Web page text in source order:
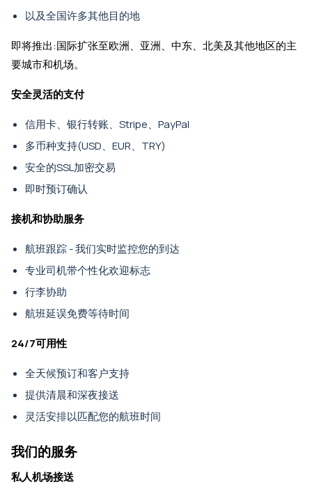
以及全国许多其他目的地
即将推出:国际扩张至欧洲、亚洲、中东、北美及其他地区的主
要城市和机场。
安全灵活的支付
信用卡、银行转账、Stripe、PayPal
多币种支持(USD、EUR、TRY)
安全的SSL加密交易
即时预订确认
接机和协助服务
航班跟踪 - 我们实时监控您的到达
专业司机带个性化欢迎标志
行李协助
航班延误免费等待时间
24/7可用性
全天候预订和客户支持
提供清晨和深夜接送
灵活安排以匹配您的航班时间
我们的服务
私人机场接送